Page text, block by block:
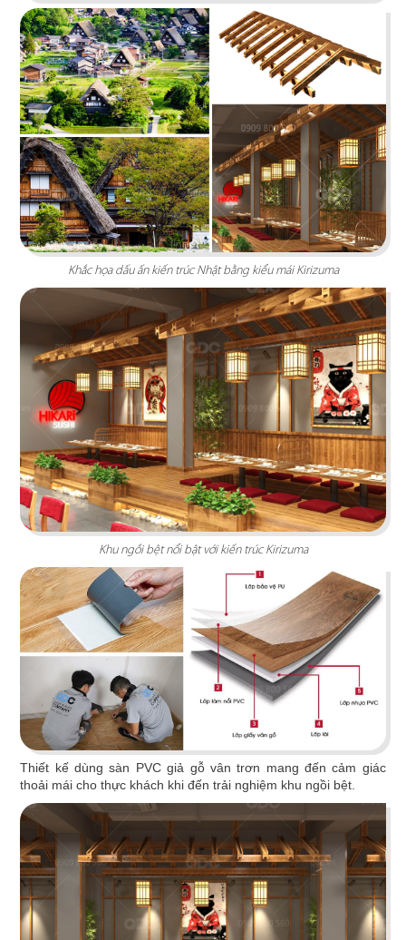
Chi tiết
O TEM
Phong cách Indochine kết hợp kiến trúc cung
đình mang đến vẻ đẹp trầm mặc
Chi tiết
IKIGAI
Tái hiện bức tranh ẩm thực Nhật không phô
bày mà diễn tả vô cùng tinh tế
Chi tiết
Khắc họa dấu ấn kiến trúc Nhật bằng kiểu mái Kirizuma
Khu ngồi bệt nổi bật với kiến trúc Kirizuma
Thiết kế dùng sàn PVC giả gỗ vân trơn mang đến cảm giác
thoải mái cho thực khách khi đến trải nghiệm khu ngồi bệt.